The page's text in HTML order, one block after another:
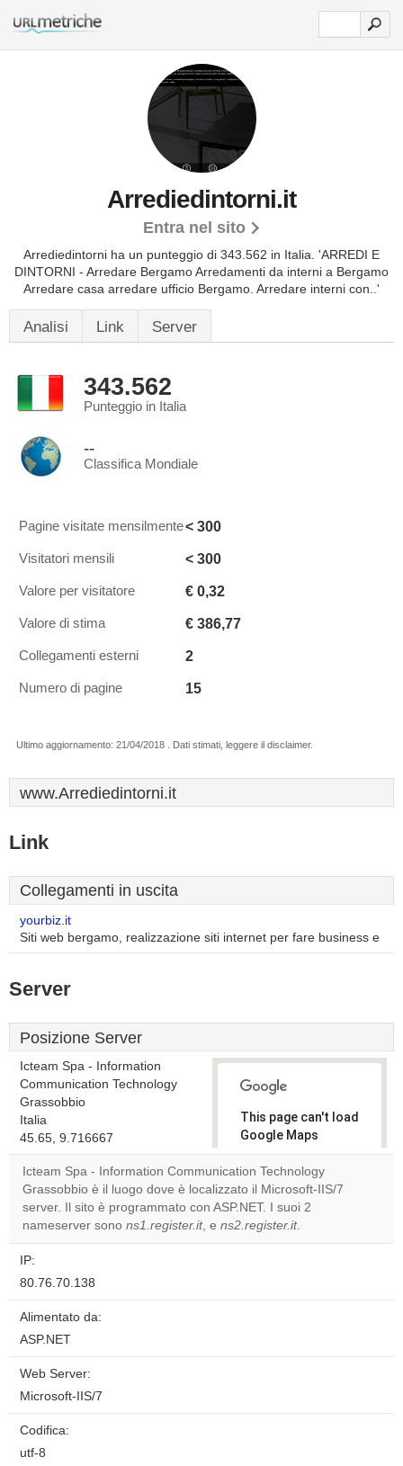
Arrediedintorni.it
Entra nel sito
Arrediedintorni ha un punteggio di 343.562 in Italia. 'ARREDI E
DINTORNI - Arredare Bergamo Arredamenti da interni a Bergamo
Arredare casa arredare ufficio Bergamo. Arredare interni con..'
Analisi Link Server
343.562
Punteggio in Italia
--
Classifica Mondiale
Pagine visitate mensilmente< 300
Visitatori mensili < 300
Valore per visitatore € 0,32
Valore di stima € 386,77
Collegamenti esterni 2
Numero di pagine 15
Ultimo aggiornamento: 21/04/2018 . Dati stimati, leggere il disclaimer.
www.Arrediedintorni.it
Link
Collegamenti in uscita
yourbiz.it
Siti web bergamo, realizzazione siti internet per fare business e
Server
Posizione Server
Icteam Spa - Information
Communication Technology
Grassobbio
Italia
45.65, 9.716667
This page can't load
Google Maps
correctly.
Do you
own this
website?
Icteam Spa - Information Communication Technology
Grassobbio è il luogo dove è localizzato il Microsoft-IIS/7
server. Il sito è programmato con ASP.NET. I suoi 2
nameserver sono ns1.register.it, e ns2.register.it.
IP:
80.76.70.138
Alimentato da:
ASP.NET
Web Server:
Microsoft-IIS/7
Codifica:
utf-8